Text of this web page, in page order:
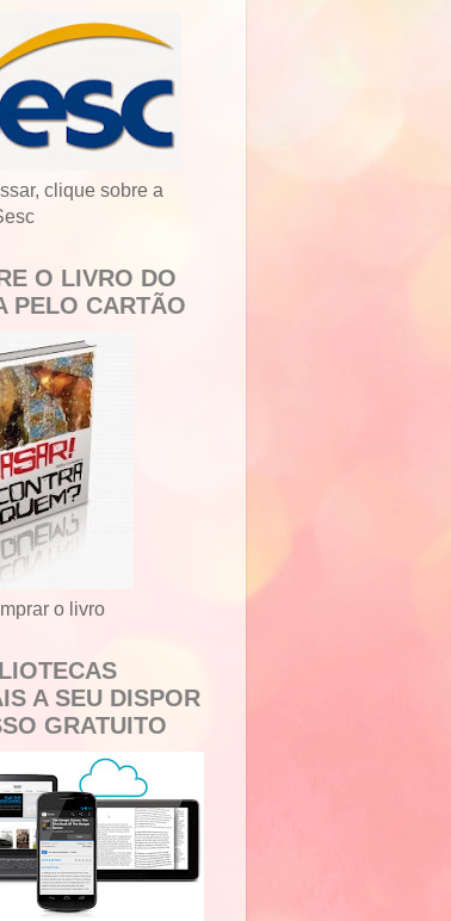
clique sobre a
O LIVRO DO
PELO CARTÃO
o livro
A SEU DISPOR
GRATUITO